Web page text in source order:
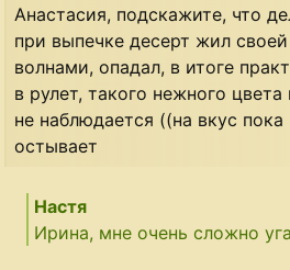
Анастасия, подскажите, что
при выпечке десерт жил
волнами, опадал, в итоге
в рулет, такого нежного
не наблюдается ((на вкус
остывает
Настя
Ирина, мне очень сложно